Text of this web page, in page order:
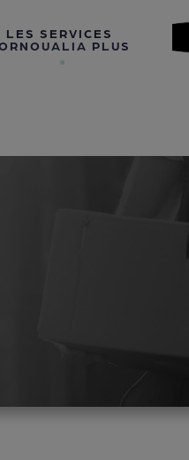
LES SERVICES
PLUS